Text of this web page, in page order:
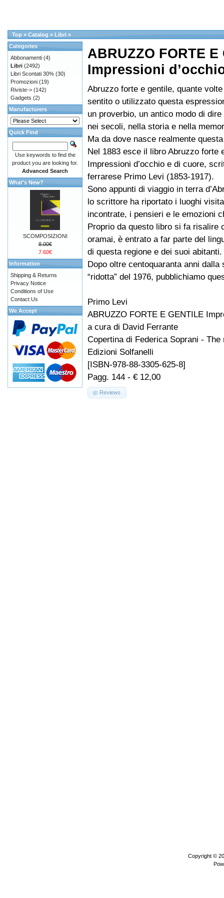
Top » Catalog » Libri »
ABRUZZO FORTE E
Impressioni
Abruzzo forte e gentile, quante
sentito o utilizzato questa
un proverbio, un antico modo di
nei secoli, nella storia e nella
Ma da dove nasce realmente
Nel 1883 esce il libro Abruzzo forte
Impressioni d’occhio e di cuore,
ferrarese Primo Levi (1853-1917).
Sono appunti di viaggio in terra
lo scrittore ha riportato i luoghi
incontrate, i pensieri e le emozioni
Proprio da questo libro si fa risalire
oramai, è entrato a far parte del
di questa regione e dei suoi abitanti.
Dopo oltre centoquaranta anni
“ridotta” del 1976, pubblichiamo
Primo Levi
ABRUZZO FORTE E GENTILE
a cura di David Ferrante
Copertina di Federica Soprani -
Edizioni Solfanelli
[ISBN-978-88-3305-625-8]
Pagg. 144 - € 12,00
Reviews
Categories
Abbonamenti (4)
Libri (2492)
Libri Scontati 30% (30)
Promozioni (19)
Riviste-> (142)
Gadgets (2)
Manufacturers
Quick Find
Use keywords to find the
product you are looking for.
Advanced Search
What's New?
SCOMPOSIZIONI
8.00€
7.60€
Information
Shipping & Returns
Privacy Notice
Conditions of Use
Contact Us
We Accept
Copyright ©